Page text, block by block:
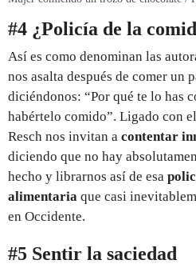
#4 ¿Policía de la
Así es como denominan las
nos asalta después de comer un
diciéndonos: “Por qué te lo has
habértelo comido”. Ligado con
Resch nos invitan a contentar
diciendo que no hay
hecho y librarnos así de esa
alimentaria que casi
en Occidente.
#5 Sentir la saciedad